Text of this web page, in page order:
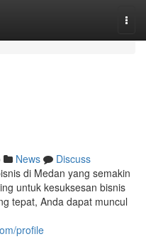
News
Discuss
di Medan yang semakin
untuk kesuksesan bisnis
tepat, Anda dapat muncul
profile